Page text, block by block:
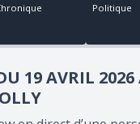
Politique
19 AVRIL 2026